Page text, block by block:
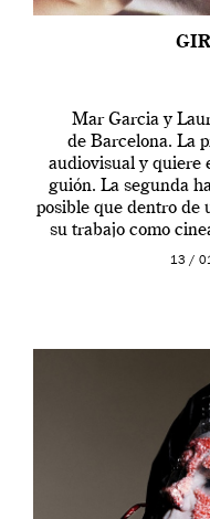
Mar Garcia y
de Barcelona. La
audiovisual y quiere
guión. La segunda
posible que dentro de
su trabajo como
13 /